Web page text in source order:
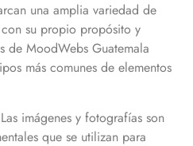
una amplia variedad de
su propio propósito y
de MoodWebs Guatemala
más comunes de elementos
Las imágenes y fotografías son
que se utilizan para